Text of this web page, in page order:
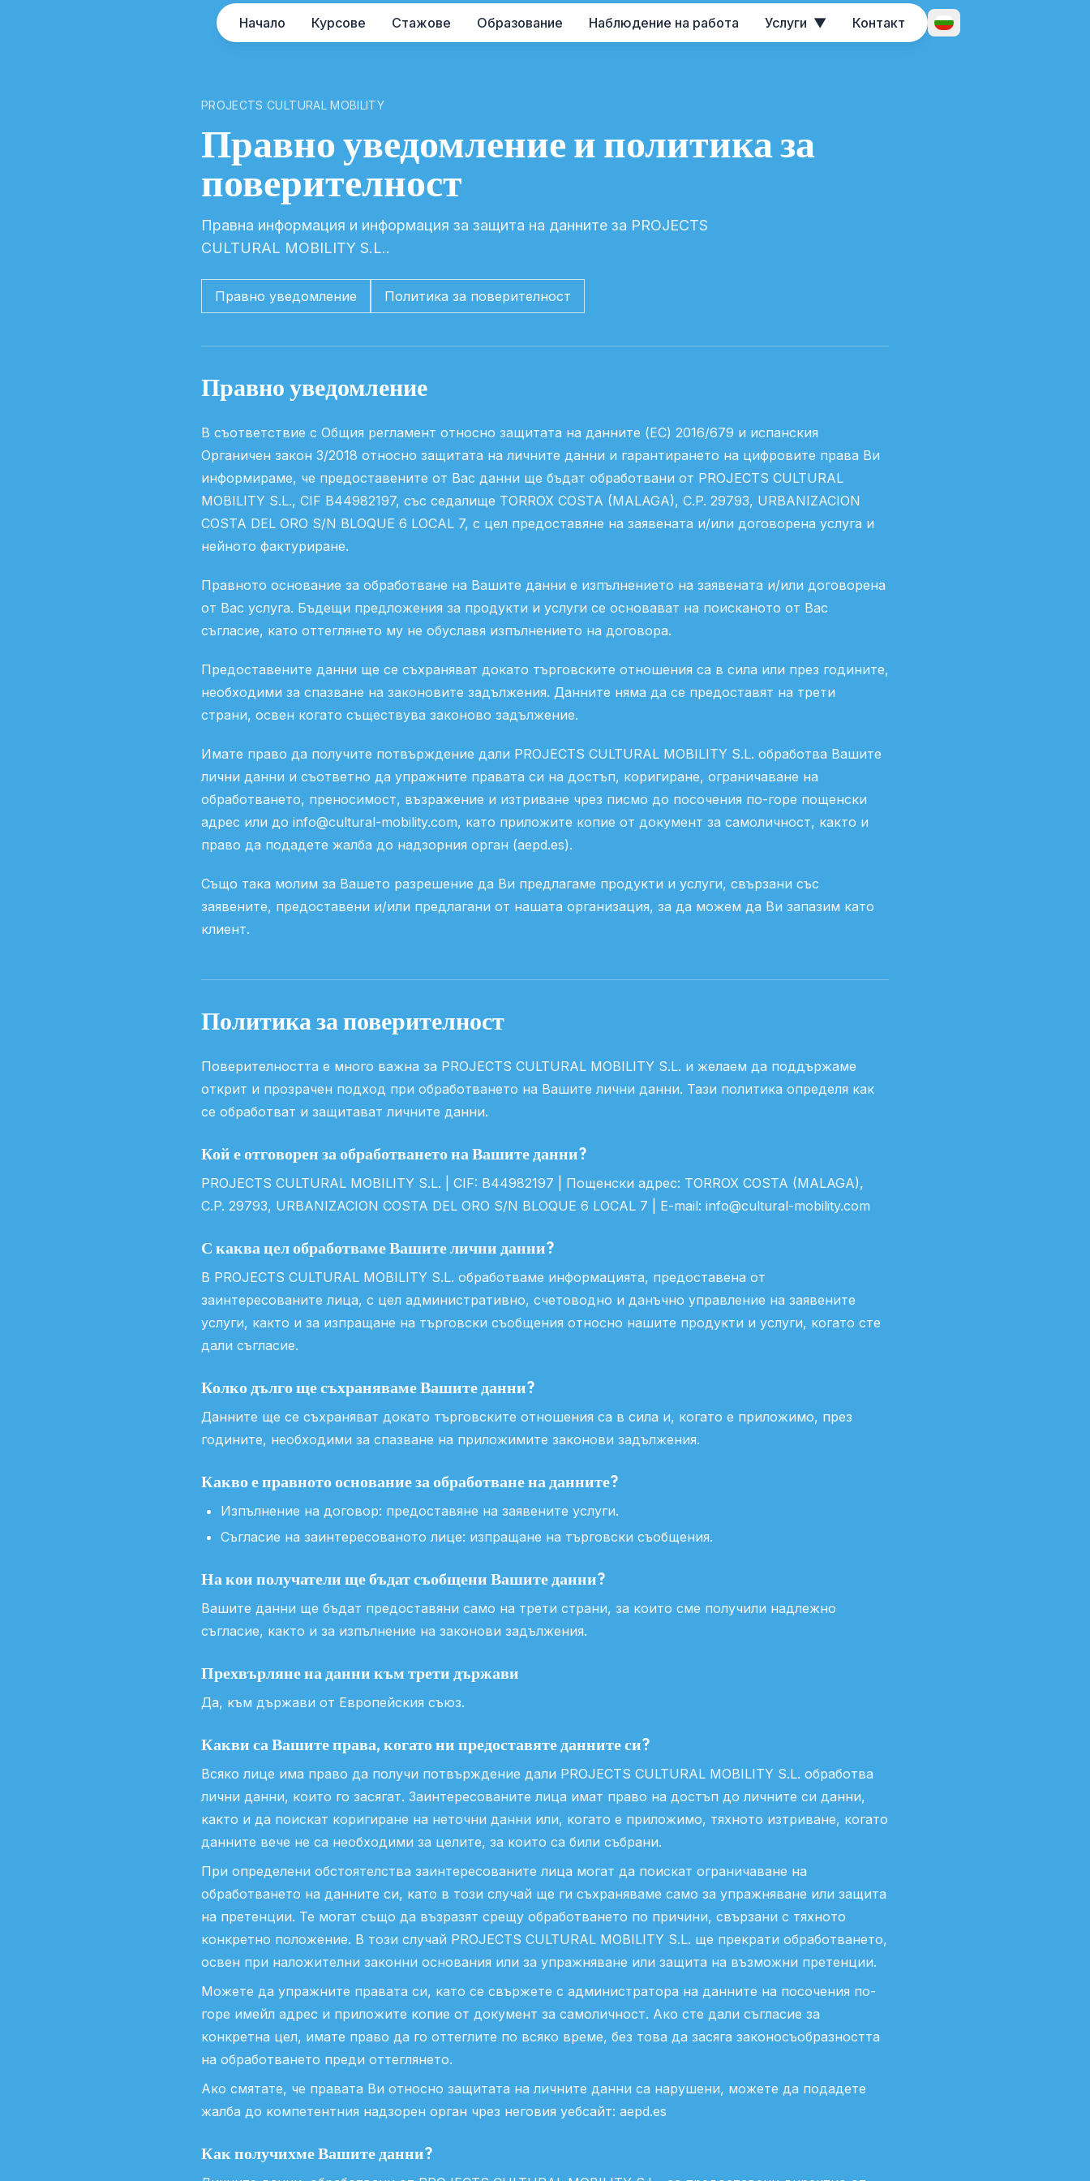
Начало Курсове Стажове Образование Наблюдение на работа Услуги ▼ Контакт Отвори превключвателя
PROJECTS CULTURAL MOBILITY
Правно уведомление и политика за
поверителност
Правна информация и информация за защита на данните за PROJECTS
CULTURAL MOBILITY S.L..
Правно уведомление Политика за поверителност
Правно уведомление
В съответствие с Общия регламент относно защитата на данните (ЕС) 2016/679 и испанския
Органичен закон 3/2018 относно защитата на личните данни и гарантирането на цифровите права Ви
информираме, че предоставените от Вас данни ще бъдат обработвани от PROJECTS CULTURAL
MOBILITY S.L., CIF B44982197, със седалище TORROX COSTA (MALAGA), C.P. 29793, URBANIZACION
COSTA DEL ORO S/N BLOQUE 6 LOCAL 7, с цел предоставяне на заявената и/или договорена услуга и
нейното фактуриране.
Правното основание за обработване на Вашите данни е изпълнението на заявената и/или договорена
от Вас услуга. Бъдещи предложения за продукти и услуги се основават на поисканото от Вас
съгласие, като оттеглянето му не обуславя изпълнението на договора.
Предоставените данни ще се съхраняват докато търговските отношения са в сила или през годините,
необходими за спазване на законовите задължения. Данните няма да се предоставят на трети
страни, освен когато съществува законово задължение.
Имате право да получите потвърждение дали PROJECTS CULTURAL MOBILITY S.L. обработва Вашите
лични данни и съответно да упражните правата си на достъп, коригиране, ограничаване на
обработването, преносимост, възражение и изтриване чрез писмо до посочения по-горе пощенски
адрес или до info@cultural-mobility.com, като приложите копие от документ за самоличност, както и
право да подадете жалба до надзорния орган (aepd.es).
Също така молим за Вашето разрешение да Ви предлагаме продукти и услуги, свързани със
заявените, предоставени и/или предлагани от нашата организация, за да можем да Ви запазим като
клиент.
Политика за поверителност
Поверителността е много важна за PROJECTS CULTURAL MOBILITY S.L. и желаем да поддържаме
открит и прозрачен подход при обработването на Вашите лични данни. Тази политика определя как
се обработват и защитават личните данни.
Кой е отговорен за обработването на Вашите данни?
PROJECTS CULTURAL MOBILITY S.L. | CIF: B44982197 | Пощенски адрес: TORROX COSTA (MALAGA),
C.P. 29793, URBANIZACION COSTA DEL ORO S/N BLOQUE 6 LOCAL 7 | E-mail: info@cultural-mobility.com
С каква цел обработваме Вашите лични данни?
В PROJECTS CULTURAL MOBILITY S.L. обработваме информацията, предоставена от
заинтересованите лица, с цел административно, счетоводно и данъчно управление на заявените
услуги, както и за изпращане на търговски съобщения относно нашите продукти и услуги, когато сте
дали съгласие.
Колко дълго ще съхраняваме Вашите данни?
Данните ще се съхраняват докато търговските отношения са в сила и, когато е приложимо, през
годините, необходими за спазване на приложимите законови задължения.
Какво е правното основание за обработване на данните?
Изпълнение на договор: предоставяне на заявените услуги.
Съгласие на заинтересованото лице: изпращане на търговски съобщения.
На кои получатели ще бъдат съобщени Вашите данни?
Вашите данни ще бъдат предоставяни само на трети страни, за които сме получили надлежно
съгласие, както и за изпълнение на законови задължения.
Прехвърляне на данни към трети държави
Да, към държави от Европейския съюз.
Какви са Вашите права, когато ни предоставяте данните си?
Всяко лице има право да получи потвърждение дали PROJECTS CULTURAL MOBILITY S.L. обработва
лични данни, които го засягат. Заинтересованите лица имат право на достъп до личните си данни,
както и да поискат коригиране на неточни данни или, когато е приложимо, тяхното изтриване, когато
данните вече не са необходими за целите, за които са били събрани.
При определени обстоятелства заинтересованите лица могат да поискат ограничаване на
обработването на данните си, като в този случай ще ги съхраняваме само за упражняване или защита
на претенции. Те могат също да възразят срещу обработването по причини, свързани с тяхното
конкретно положение. В този случай PROJECTS CULTURAL MOBILITY S.L. ще прекрати обработването,
освен при наложителни законни основания или за упражняване или защита на възможни претенции.
Можете да упражните правата си, като се свържете с администратора на данните на посочения по-
горе имейл адрес и приложите копие от документ за самоличност. Ако сте дали съгласие за
конкретна цел, имате право да го оттеглите по всяко време, без това да засяга законосъобразността
на обработването преди оттеглянето.
Ако смятате, че правата Ви относно защитата на личните данни са нарушени, можете да подадете
жалба до компетентния надзорен орган чрез неговия уебсайт: aepd.es
Как получихме Вашите данни?